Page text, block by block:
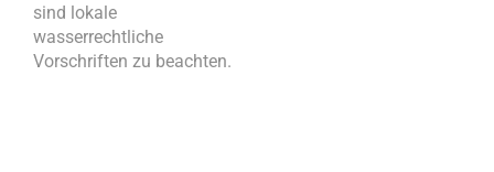
sind lokale
wasserrechtliche
Vorschriften zu beachten.